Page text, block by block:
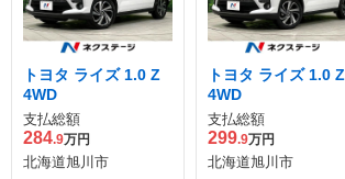
トヨタ ライズ 1.0 Z
4WD
支払総額
284.9万円
北海道旭川市
トヨタ ライズ 1.0 Z
4WD
支払総額
299.9万円
北海道旭川市